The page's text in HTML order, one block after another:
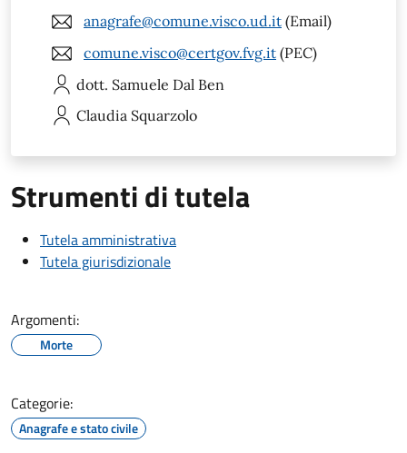
anagrafe@comune.visco.ud.it (Email)
comune.visco@certgov.fvg.it (PEC)
dott. Samuele Dal Ben
Claudia Squarzolo
Strumenti di tutela
Tutela amministrativa
Tutela giurisdizionale
Argomenti:
Morte
Categorie:
Anagrafe e stato civile